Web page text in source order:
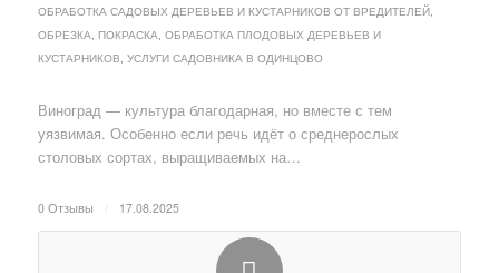
ОБРАБОТКА САДОВЫХ ДЕРЕВЬЕВ И КУСТАРНИКОВ ОТ ВРЕДИТЕЛЕЙ,
ОБРЕЗКА, ПОКРАСКА, ОБРАБОТКА ПЛОДОВЫХ ДЕРЕВЬЕВ И
КУСТАРНИКОВ УСЛУГИ САДОВНИКА В ОДИНЦОВО
Виноград — культура благодарная, но вместе с тем
уязвимая. Особенно если речь идёт о среднерослых
столовых сортах, выращиваемых на…
0 Отзывы 17.08.2025